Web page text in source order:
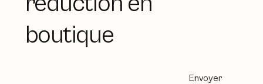
boutique
Envoyer